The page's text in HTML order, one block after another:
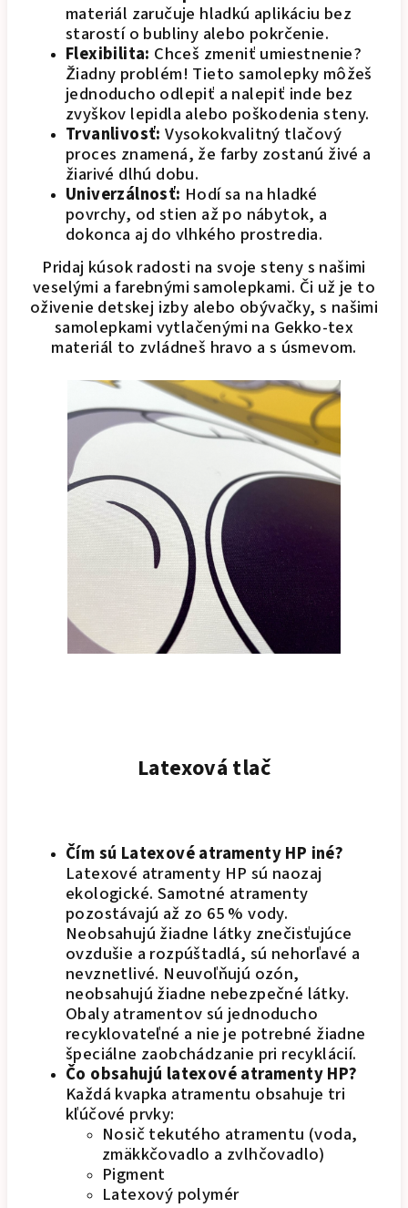
materiál zaručuje hladkú aplikáciu bez
starostí o bubliny alebo pokrčenie.
Flexibilita: Chceš zmeniť umiestnenie?
Žiadny problém! Tieto samolepky môžeš
jednoducho odlepiť a nalepiť inde bez
zvyškov lepidla alebo poškodenia steny.
Trvanlivosť: Vysokokvalitný tlačový
proces znamená, že farby zostanú živé a
žiarivé dlhú dobu.
Univerzálnosť: Hodí sa na hladké
povrchy, od stien až po nábytok, a
dokonca aj do vlhkého prostredia.
Pridaj kúsok radosti na svoje steny s našimi
veselými a farebnými samolepkami. Či už je to
oživenie detskej izby alebo obývačky, s našimi
samolepkami vytlačenými na Gekko-tex
materiál to zvládneš hravo a s úsmevom.
Latexová tlač
Čím sú Latexové atramenty HP iné?
Latexové atramenty HP sú naozaj
ekologické. Samotné atramenty
pozostávajú až zo 65 % vody.
Neobsahujú žiadne látky znečisťujúce
ovzdušie a rozpúštadlá, sú nehorľavé a
nevznetlivé. Neuvoľňujú ozón,
neobsahujú žiadne nebezpečné látky.
Obaly atramentov sú jednoducho
recyklovateľné a nie je potrebné žiadne
špeciálne zaobchádzanie pri recyklácií.
Čo obsahujú latexové atramenty HP?
Každá kvapka atramentu obsahuje tri
kľúčové prvky:
Nosič tekutého atramentu (voda,
zmäkkčovadlo a zvlhčovadlo)
Pigment
Latexový polymér